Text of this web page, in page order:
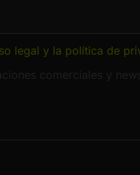
legal y la política de